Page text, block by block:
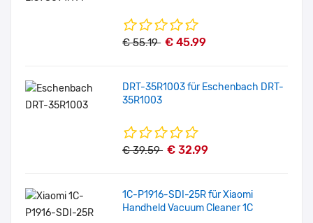
€ 55.19 € 45.99
DRT-35R1003 für Eschenbach DRT-
35R1003
€ 39.59 € 32.99
1C-P1916-SDI-25R für Xiaomi
Handheld Vacuum Cleaner 1C